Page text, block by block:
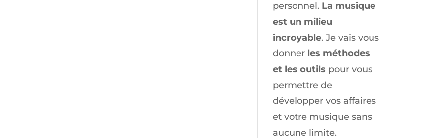
personnel. La musique
est un milieu
incroyable. Je vais vous
donner les méthodes
et les outils pour vous
permettre de
développer vos affaires
et votre musique sans
aucune limite.